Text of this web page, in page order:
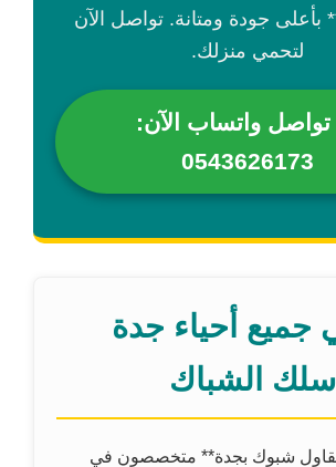
جودة ومتانة. تواصل الآن
لتحمي منزلك.
تواصل واتساب الآن:
0543626173
جميع أحياء جدة
الشباك
شبوك بجدة** متخصصون في